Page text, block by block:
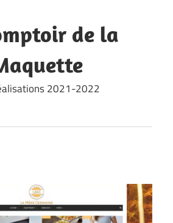
de la
2021-2022